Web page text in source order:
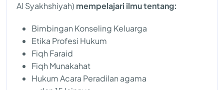
Al Syakhshiyah) mempelajari ilmu tentang:
Bimbingan Konseling Keluarga
Etika Profesi Hukum
Fiqh Faraid
Fiqh Munakahat
Hukum Acara Peradilan agama